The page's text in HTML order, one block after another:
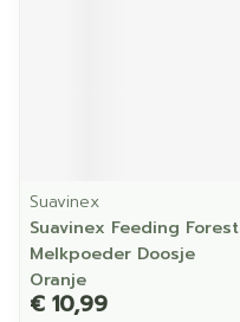
Suavinex
Suavinex Feeding Forest
Melkpoeder Doosje
Oranje
€ 10,99